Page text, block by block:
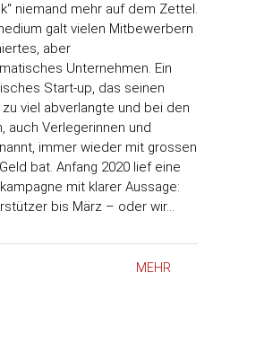
niemand mehr auf dem Zettel.
galt vielen Mitbewerbern
aber
Unternehmen. Ein
Start-up, das seinen
viel abverlangte und bei den
auch Verlegerinnen und
immer wieder mit grossen
bat. Anfang 2020 lief eine
mit klarer Aussage:
bis März – oder wir…
MEHR